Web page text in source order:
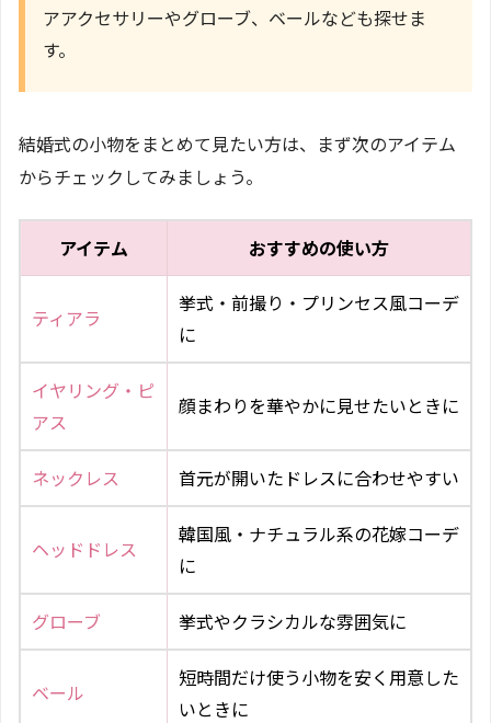
アアクセサリーやグローブ、ベールなども探せま
す。
結婚式の小物をまとめて見たい方は、まず次のアイテム
からチェックしてみましょう。
アイテム おすすめの使い方
ティアラ
挙式・前撮り・プリンセス風コーデ
に
イヤリング・ピ
アス
顔まわりを華やかに見せたいときに
ネックレス 首元が開いたドレスに合わせやすい
ヘッドドレス
韓国風・ナチュラル系の花嫁コーデ
に
グローブ 挙式やクラシカルな雰囲気に
ベール
短時間だけ使う小物を安く用意した
いときに